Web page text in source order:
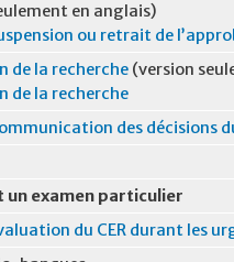
en anglais)
ou retrait de
de la recherche (version
de la recherche
des décisions
un examen particulier
du CER durant les